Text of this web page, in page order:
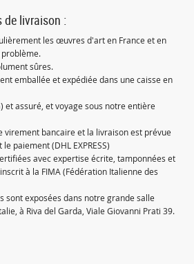
de livraison :
les œuvres d'art en France et en
sûres.
emballée et expédiée dans une caisse en
et assuré, et voyage sous notre entière
virement bancaire et la livraison est prévue
paiement (DHL EXPRESS)
avec expertise écrite, tamponnées et
à la FIMA (Fédération Italienne des
sont exposées dans notre grande salle
à Riva del Garda, Viale Giovanni Prati 39.